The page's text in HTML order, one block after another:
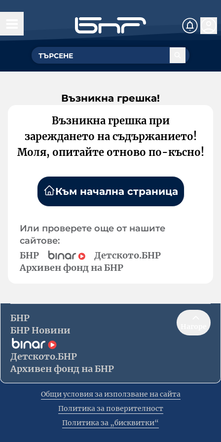
Възникна грешка!
Възникна грешка при
зареждането на съдържанието!
Моля, опитайте отново по-късно!
Към начална страница
Или проверете още от нашите
сайтове:
БНР
Детското.БНР
Архивен фонд на БНР
БНР
БНР Новини
Детското.БНР
Архивен фонд на БНР
Общи условия за използване на сайта
Политика за поверителност
Политика за „бисквитки“